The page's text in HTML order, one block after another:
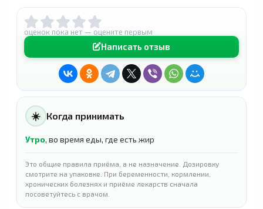
оценок пока нет — оцените первым
Написать отзыв
☀️ Когда принимать
Утро, во время еды, где есть жир
Это общие правила приёма, а не назначение. Дозировку
смотрите на упаковке. При беременности, кормлении,
хронических болезнях и приёме лекарств сначала
посоветуйтесь с врачом.